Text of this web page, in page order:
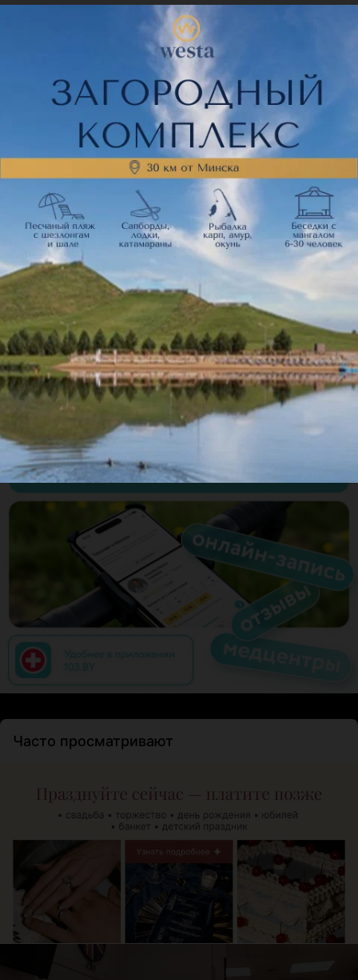
Цена по запросу
Курсы испанского языка
Курсы итальянского языка
Курсы турецкого языка
Курсы чешского языка
Курсы китайского языка
Курсы греческого языка
Часто просматривают